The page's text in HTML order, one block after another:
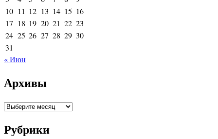
10 11 12 13 14 15 16
17 18 19 20 21 22 23
24 25 26 27 28 29 30
31
« Июн
Архивы
Архивы
Рубрики